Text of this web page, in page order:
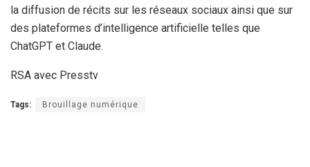
la diffusion de récits sur les réseaux sociaux ainsi que sur
des plateformes d’intelligence artificielle telles que
ChatGPT et Claude.
RSA avec Presstv
Tags: Brouillage numérique